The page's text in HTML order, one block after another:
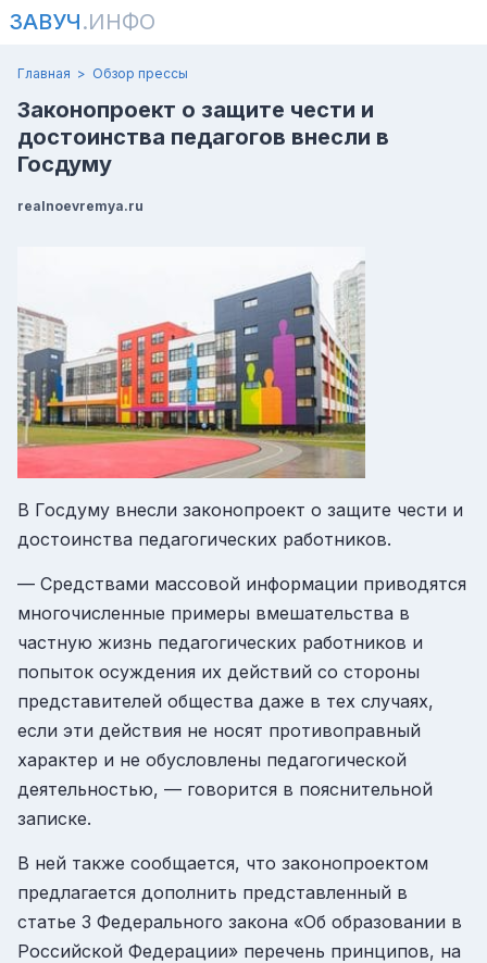
ЗАВУЧ.ИНФО
Главная Обзор прессы
Законопроект о защите чести и
достоинства педагогов внесли в
Госдуму
realnoevremya.ru
В Госдуму внесли законопроект о защите чести и
достоинства педагогических работников.
— Средствами массовой информации приводятся
многочисленные примеры вмешательства в
частную жизнь педагогических работников и
попыток осуждения их действий со стороны
представителей общества даже в тех случаях,
если эти действия не носят противоправный
характер и не обусловлены педагогической
деятельностью, — говорится в пояснительной
записке.
В ней также сообщается, что законопроектом
предлагается дополнить представленный в
статье 3 Федерального закона «Об образовании в
Российской Федерации» перечень принципов, на